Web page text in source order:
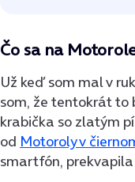
Čo sa na
Už keď som mal v
som, že tentokrát to
krabička so zlatým
od Motoroly v
smartfón,